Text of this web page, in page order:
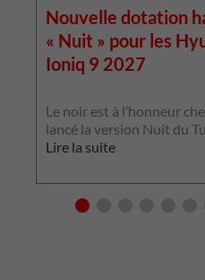
Nouvelle dotation
« Nuit » pour les
Ioniq 9 2027
Le noir est à l’honneur
lancé la version Nuit du
Lire la suite